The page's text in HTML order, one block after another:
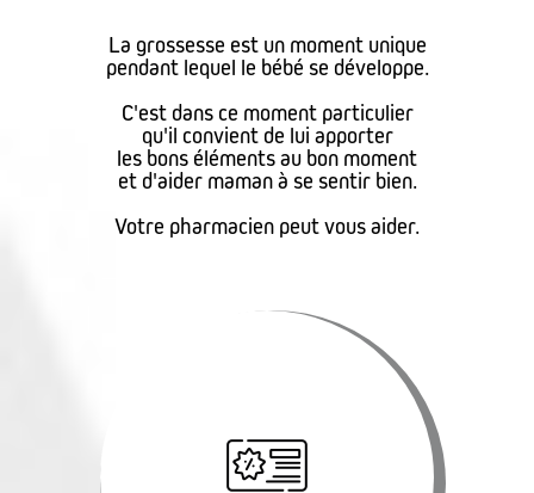
La grossesse est un moment unique
pendant lequel le bébé se développe.
C'est dans ce moment particulier
qu'il convient de lui apporter
les bons éléments au bon moment
et d'aider maman à se sentir bien.
Votre pharmacien peut vous aider.